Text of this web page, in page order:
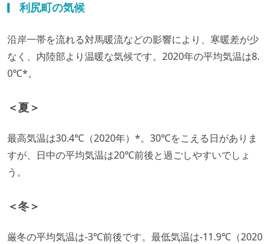
利尻町の気候
沿岸一帯を流れる対馬暖流などの影響により、寒暖差が少
なく、内陸部より温暖な気候です。2020年の平均気温は8.
0℃*。
＜夏＞
最高気温は30.4℃（2020年）*。30℃をこえる日がありま
すが、日中の平均気温は20℃前後と過ごしやすいでしょ
う。
＜冬＞
厳冬の平均気温は-3℃前後です。最低気温は-11.9℃（2020